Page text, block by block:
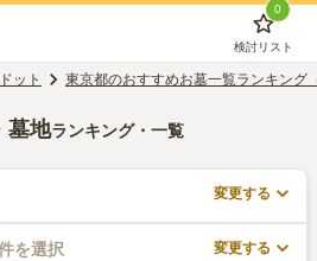
0
検討リスト
ット 東京都のおすすめお墓一覧ランキング
墓地ランキング・一覧
変更する
を選択 変更する